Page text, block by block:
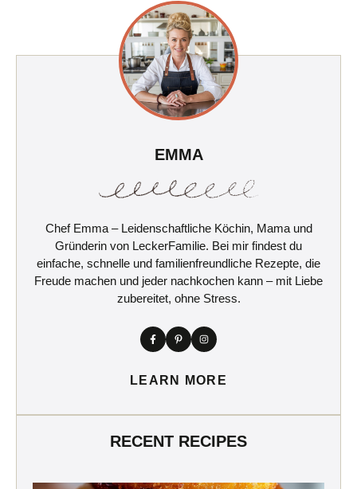
EMMA
Chef Emma – Leidenschaftliche Köchin, Mama und
Gründerin von LeckerFamilie. Bei mir findest du
einfache, schnelle und familienfreundliche Rezepte, die
Freude machen und jeder nachkochen kann – mit Liebe
zubereitet, ohne Stress.
LEARN MORE
RECENT RECIPES